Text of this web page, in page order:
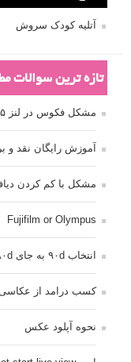
آتلیه کودک سروش
تازه ترین سوالات
مشکل فکوس در لنز ۳۵ نیکون
آموزش رایگان نقد و
مشکل با کم کردن
Fujifilm or Olympus
انتخاب ۹۰d به جای ۸۰d یا خرید لنز؟
کسب درامد از عکاسی
نحوه آپلود عکس